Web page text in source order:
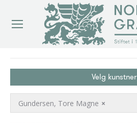
Velg kunstner
×
Gundersen, Tore Magne